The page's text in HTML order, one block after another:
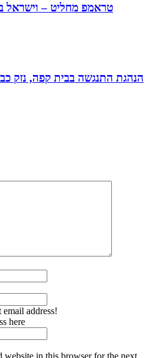
טראמפ מחליט – וישראל
הנהגת התנגשה בבית קפה, נזק
address!
here
website in this browser for the next